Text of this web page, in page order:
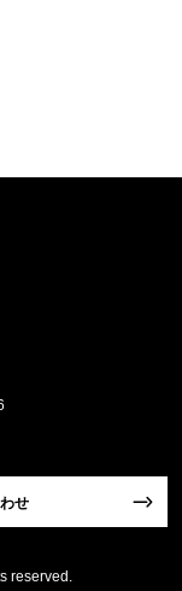
せ
reserved.